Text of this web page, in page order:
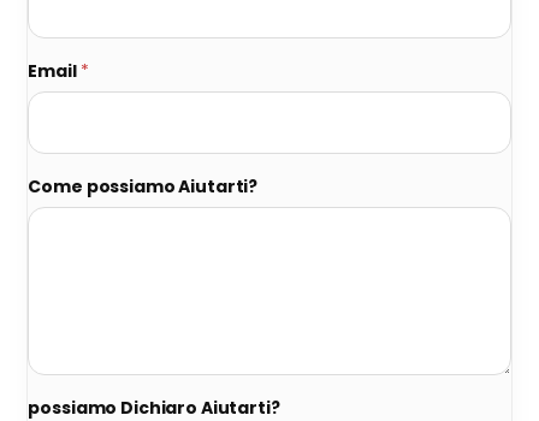
Email *
Come possiamo Aiutarti?
possiamo Dichiaro Aiutarti?